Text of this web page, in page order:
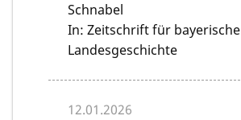
Schnabel
In: Zeitschrift für bayerische
Landesgeschichte
12.01.2026